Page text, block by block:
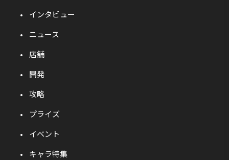
インタビュー
ニュース
店舗
開発
攻略
プライズ
イベント
キャラ特集